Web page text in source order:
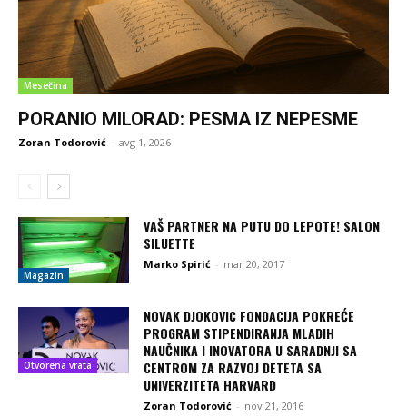
Mesečina
PORANIO MILORAD: PESMA IZ NEPESME
Zoran Todorović - avg 1, 2026
Magazin
VAŠ PARTNER NA PUTU DO LEPOTE! SALON
SILUETTE
Marko Spirić - mar 20, 2017
Otvorena vrata
NOVAK DJOKOVIC FONDACIJA POKREĆE
PROGRAM STIPENDIRANJA MLADIH
NAUČNIKA I INOVATORA U SARADNJI SA
CENTROM ZA RAZVOJ DETETA SA
UNIVERZITETA HARVARD
Zoran Todorović - nov 21, 2016